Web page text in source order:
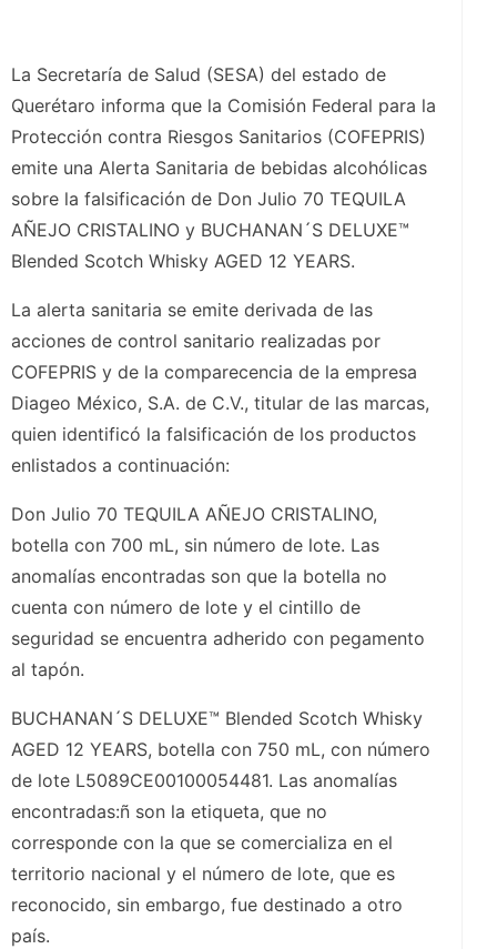
La Secretaría de Salud (SESA) del estado de
Querétaro informa que la Comisión Federal para la
Protección contra Riesgos Sanitarios (COFEPRIS)
emite una Alerta Sanitaria de bebidas alcohólicas
sobre la falsificación de Don Julio 70 TEQUILA
AÑEJO CRISTALINO y BUCHANAN´S DELUXE™
Blended Scotch Whisky AGED 12 YEARS.
La alerta sanitaria se emite derivada de las
acciones de control sanitario realizadas por
COFEPRIS y de la comparecencia de la empresa
Diageo México, S.A. de C.V., titular de las marcas,
quien identificó la falsificación de los productos
enlistados a continuación:
Don Julio 70 TEQUILA AÑEJO CRISTALINO,
botella con 700 mL, sin número de lote. Las
anomalías encontradas son que la botella no
cuenta con número de lote y el cintillo de
seguridad se encuentra adherido con pegamento
al tapón.
BUCHANAN´S DELUXE™ Blended Scotch Whisky
AGED 12 YEARS, botella con 750 mL, con número
de lote L5089CE00100054481. Las anomalías
encontradas:ñ son la etiqueta, que no
corresponde con la que se comercializa en el
territorio nacional y el número de lote, que es
reconocido, sin embargo, fue destinado a otro
país.